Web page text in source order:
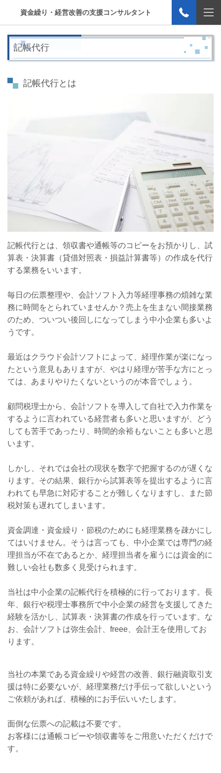
資金繰り・経営改善の支援コンサルタント
記帳代行
記帳代行とは
記帳代行とは、領収書や通帳等のコピーをお預かりし、試
算表・決算書（貸借対照表・損益計算書等）の作成を代行
する業務をいいます。
毎日の伝票整理や、会計ソフト入力等経理事務の煩雑な業
務に時間をとられていませんか？売上を生まない間接業務
のため、ついつい後回しになってしまう中小企業も多いよ
うです。
最近はクラウド会計ソフトによって、経理作業が楽になっ
たという意見もありますが、やはり経理が苦手な方にとっ
ては、あまりやりたくないというのが本音でしょう。
顧問税理士から、会計ソフトを導入して自社で入力作業を
するように言われている経営者も多いと思いますが、どう
しても苦手であったり、時間的余裕もないことも多いと思
います。
しかし、それでは会社の現状を数字で把握するのが遅くな
ります。その結果、銀行から試算表等を提出するように言
われても早急に対応することが難しくなりますし、また節
税対策も遅れてしまいます。
資金調達・資金繰り・節税のためにも経理業務を疎かにし
てはいけません。そうは言っても、中小企業では専門の経
理担当が不在であるとか、経理担当者を雇うには資金的に
難しい会社も数多く見受けられます。
当社は中小企業の記帳代行を積極的に行っております。長
年、銀行や税理士事務所で中小企業の経営を支援してきた
経験を活かし、試算表・決算書の作成を行っています。な
お、 会計ソフトは弥生会計、freee、会計王を使用してお
ります。
当社の本業である資金繰りや経営の改善、銀行融資取引支
援は特に必要ないが、経理業務だけ手伝って欲しいという
ご依頼があれば、積極的にお手伝いいたします。
面倒な伝票への記載は不要です。
お客様には通帳コピーや領収書等をご用意いただくだけで
す。